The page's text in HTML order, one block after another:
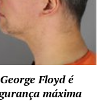
Floyd é
máxima